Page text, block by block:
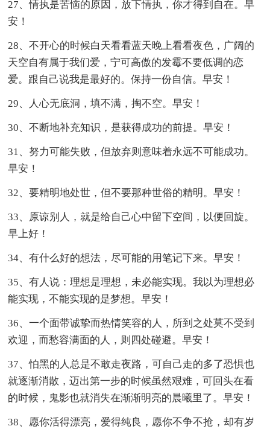
27、情执是苦恼的原因，放下情执，你才得到自在。早
安！
28、不开心的时候白天看看蓝天晚上看看夜色，广阔的
天空自有属于我们爱，宁可高傲的发霉不要低调的恋
爱。跟自己说我是最好的。保持一份自信。早安！
29、人心无底洞，填不满，掏不空。早安！
30、不断地补充知识，是获得成功的前提。早安！
31、努力可能失败，但放弃则意味着永远不可能成功。
早安！
32、要精明地处世，但不要那种世俗的精明。早安！
33、原谅别人，就是给自己心中留下空间，以便回旋。
早上好！
34、有什么好的想法，尽可能的用笔记下来。早安！
35、有人说：理想是理想，未必能实现。我以为理想必
能实现，不能实现的是梦想。早安！
36、一个面带诚挚而热情笑容的人，所到之处莫不受到
欢迎，而愁容满面的人，则四处碰避。早安！
37、怕黑的人总是不敢走夜路，可自己走的多了恐惧也
就逐渐消散，迈出第一步的时候虽然艰难，可回头在看
的时候，鬼影也就消失在渐渐明亮的晨曦里了。早安！
38、愿你活得漂亮，爱得纯良，愿你不争不抢，却有岁